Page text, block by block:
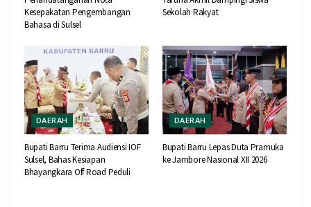
Kesepakatan Pengembangan
Bahasa di Sulsel
Sekolah Rakyat
DAERAH
Bupati Barru Terima Audiensi IOF
Sulsel, Bahas Kesiapan
Bhayangkara Off Road Peduli
DAERAH
Bupati Barru Lepas Duta Pramuka
ke Jambore Nasional XII 2026